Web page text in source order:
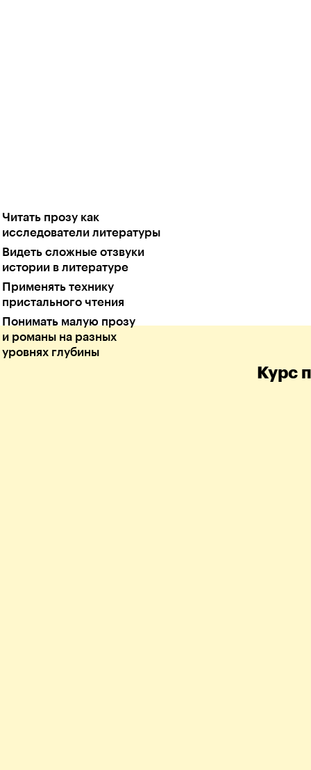
Читать прозу как
исследователи литературы
Видеть сложные отзвуки
истории в литературе
Применять технику
пристального чтения
Понимать малую прозу
и романы на разных
уровнях глубины
Курс